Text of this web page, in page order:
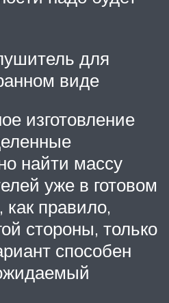
для
виде
изготовление
найти массу
уже в готовом
правило,
стороны, только
способен